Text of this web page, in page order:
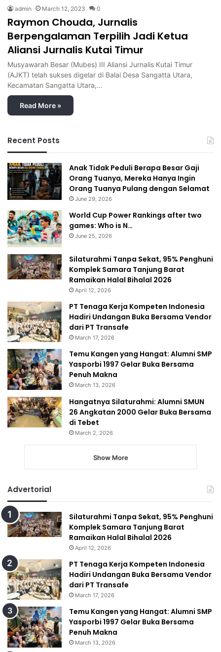
admin March 12, 2023 0
Raymon Chouda, Jurnalis
Berpengalaman Terpilih Jadi Ketua
Aliansi Jurnalis Kutai Timur
Musyawarah Besar (Mubes) III Aliansi Jurnalis Kutai Timur
(AJKT) telah sukses digelar di Balai Desa Sangatta Utara,
Kecamatan Sangatta Utara,…
Read More »
Recent Posts
Anak Tidak Peduli Berapa Besar Gaji
Orang Tuanya, Mereka Hanya Ingin
Orang Tuanya Pulang dengan Selamat
June 29, 2026
World Cup Power Rankings after two
games: Who is N…
June 25, 2026
Silaturahmi Tanpa Sekat, 95% Penghuni
Komplek Samara Tanjung Barat
Ramaikan Halal Bihalal 2026
April 12, 2026
PT Tenaga Kerja Kompeten Indonesia
Hadiri Undangan Buka Bersama Vendor
dari PT Transafe
March 17, 2026
Temu Kangen yang Hangat: Alumni SMP
Yasporbi 1997 Gelar Buka Bersama
Penuh Makna
March 13, 2026
Hangatnya Silaturahmi: Alumni SMUN
26 Angkatan 2000 Gelar Buka Bersama
di Tebet
March 2, 2026
Show More
Advertorial
Silaturahmi Tanpa Sekat, 95% Penghuni
Komplek Samara Tanjung Barat
Ramaikan Halal Bihalal 2026
April 12, 2026
PT Tenaga Kerja Kompeten Indonesia
Hadiri Undangan Buka Bersama Vendor
dari PT Transafe
March 17, 2026
Temu Kangen yang Hangat: Alumni SMP
Yasporbi 1997 Gelar Buka Bersama
Penuh Makna
March 13, 2026